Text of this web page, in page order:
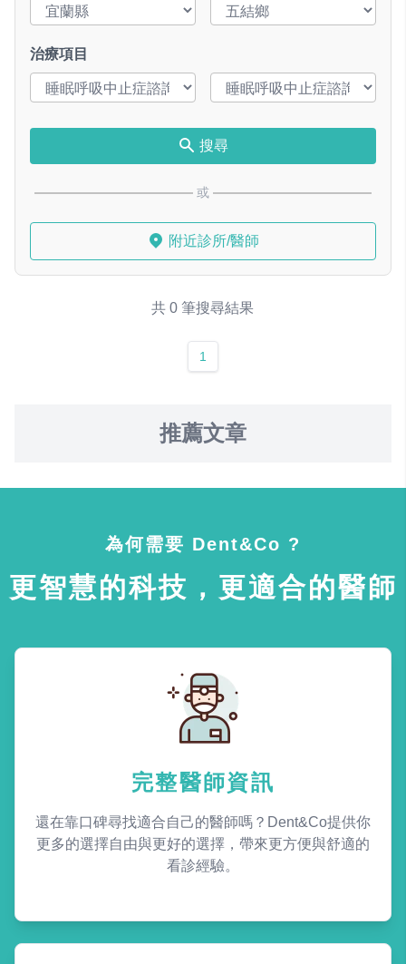
治療項目
搜尋
或
附近診所/醫師
共 0 筆搜尋結果
1
推薦文章
為何需要 Dent&Co ?
更智慧的科技，更適合的醫師
完整醫師資訊
還在靠口碑尋找適合自己的醫師嗎？Dent&Co提供你
更多的選擇自由與更好的選擇，帶來更方便與舒適的
看診經驗。